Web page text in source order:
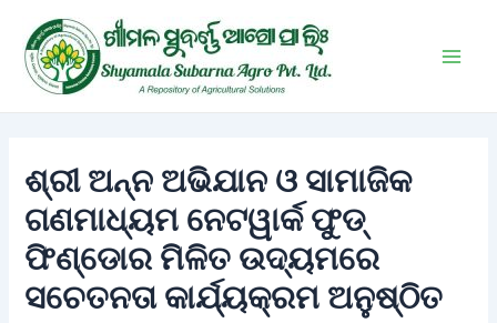
content
ଶ୍ରୀ ଅନ୍ନ ଅଭିଯାନ ଓ ସାମାଜିକ
ଗଣମାଧ୍ୟମ ନେଟୱାର୍କ ଫୁଡ୍
ଫିଣ୍ଡୋର ମିଳିତ ଉଦ୍ୟମରେ
ସଚେତନତା କାର୍ଯ୍ୟକ୍ରମ ଅନୁଷ୍ଠିତ
navigation